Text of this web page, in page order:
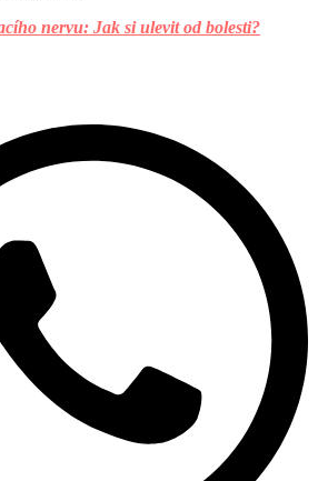
nervu: Jak si ulevit od bolesti?